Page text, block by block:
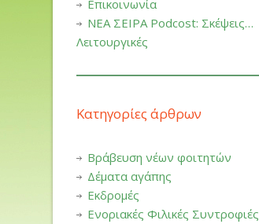
Επικοινωνία
ΝΕΑ ΣΕΙΡΑ Podcost: Σκέψεις…
Λειτουργικές
Κατηγορίες άρθρων
Βράβευση νέων φοιτητών
Δέματα αγάπης
Εκδρομές
Ενοριακές Φιλικές Συντροφιές